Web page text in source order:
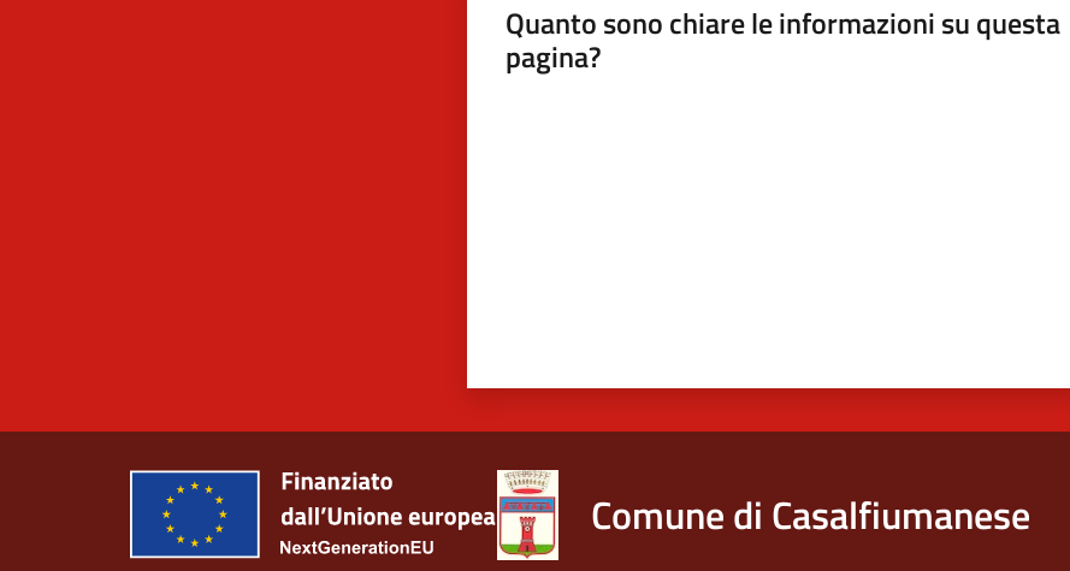
Quanto sono chiare le informazioni su questa
pagina?
Comune di Casalfiumanese